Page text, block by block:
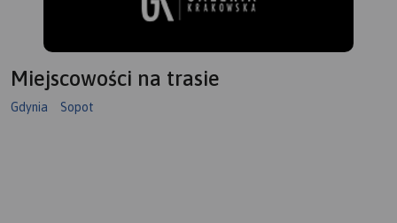
Miejscowości na trasie
Gdynia Sopot